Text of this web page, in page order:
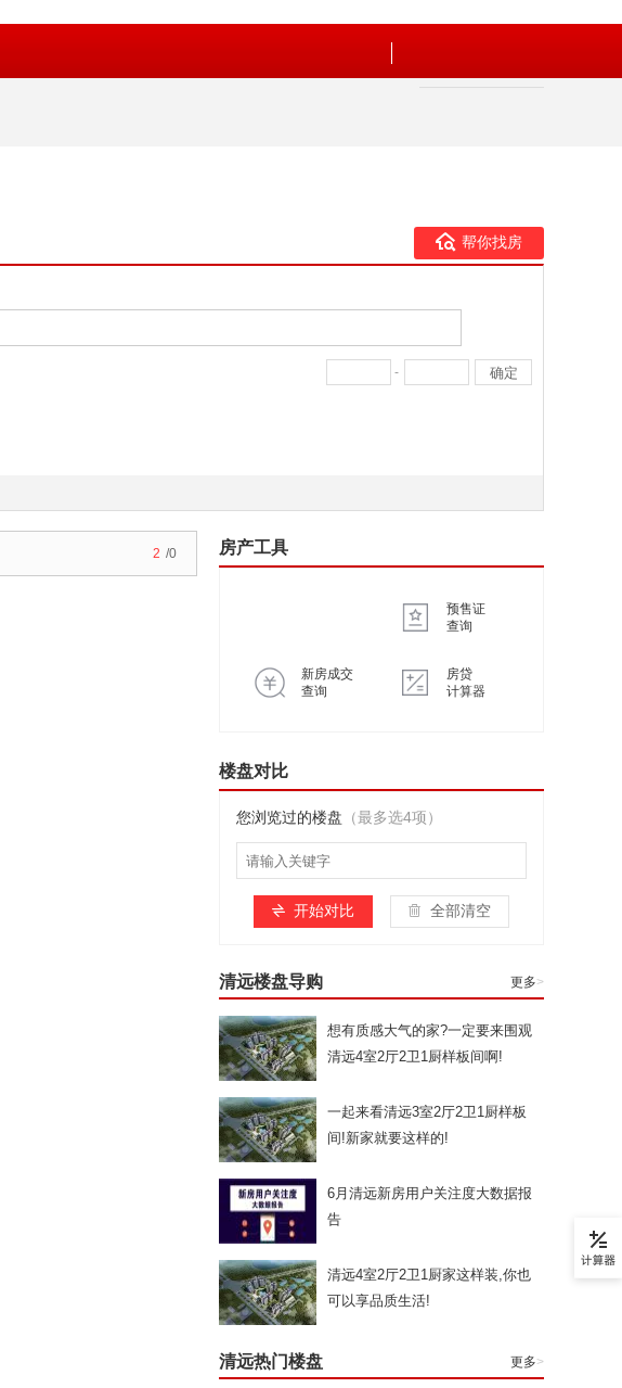
帮你找房
-
2 /0 房产工具
预售证
查询
新房成交
查询
房贷
计算器
楼盘对比
您浏览过的楼盘 （最多选4项）
开始对比 全部清空
清远楼盘导购 更多>
想有质感大气的家?一定要来围观
清远4室2厅2卫1厨样板间啊!
一起来看清远3室2厅2卫1厨样板
间!新家就要这样的!
6月清远新房用户关注度大数据报
告
清远4室2厅2卫1厨家这样装,你也
可以享品质生活!
清远热门楼盘 更多>